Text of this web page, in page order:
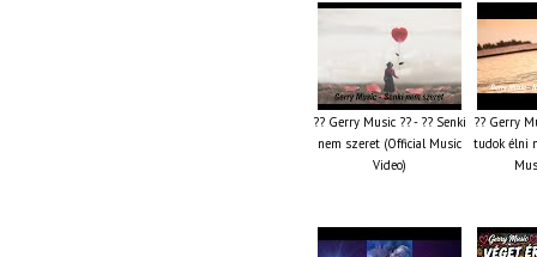
?? Gerry Music ?? - ?? Senki
nem szeret (Official Music
Video)
?? Gerry
tudok élni